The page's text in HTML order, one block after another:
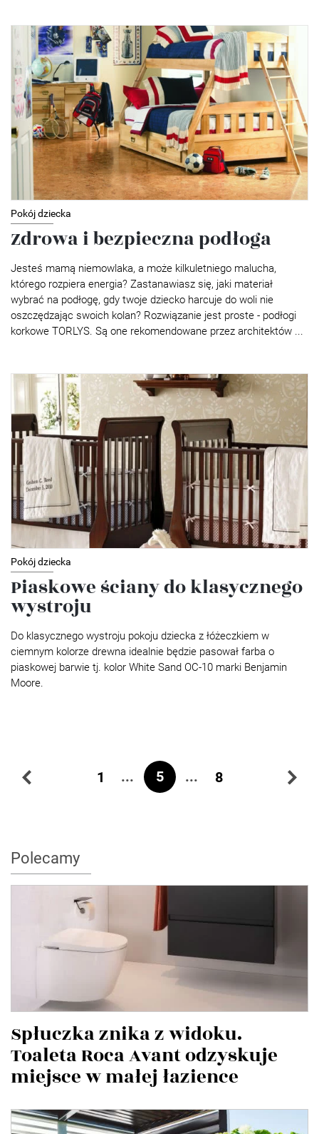
Pokój dziecka
Zdrowa i bezpieczna podłoga
Jesteś mamą niemowlaka, a może kilkuletniego malucha,
którego rozpiera energia? Zastanawiasz się, jaki materiał
wybrać na podłogę, gdy twoje dziecko harcuje do woli nie
oszczędzając swoich kolan? Rozwiązanie jest proste - podłogi
korkowe TORLYS. Są one rekomendowane przez architektów ...
Pokój dziecka
Piaskowe ściany do klasycznego
wystroju
Do klasycznego wystroju pokoju dziecka z łóżeczkiem w
ciemnym kolorze drewna idealnie będzie pasował farba o
piaskowej barwie tj. kolor White Sand OC-10 marki Benjamin
Moore.
1 ... 5 ... 8
Polecamy
Spłuczka znika z widoku.
Toaleta Roca Avant odzyskuje
miejsce w małej łazience